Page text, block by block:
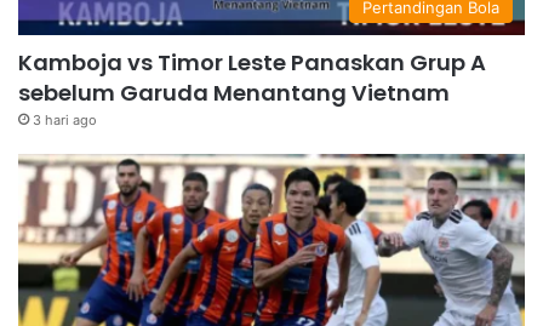
Pertandingan Bola
Kamboja vs Timor Leste Panaskan Grup A
sebelum Garuda Menantang Vietnam
3 hari ago